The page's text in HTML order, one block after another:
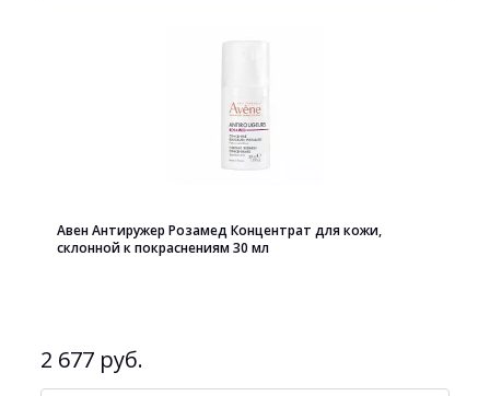
Авен Антиружер Розамед Концентрат для кожи,
склонной к покраснениям 30 мл
2 677 руб.